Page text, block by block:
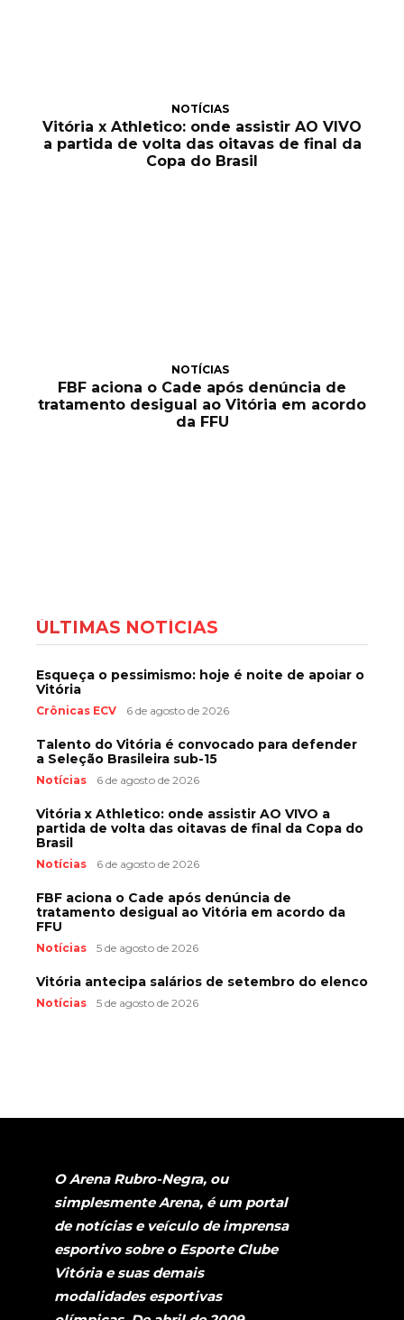
NOTÍCIAS
Vitória x Athletico: onde assistir AO VIVO
a partida de volta das oitavas de final da
Copa do Brasil
NOTÍCIAS
FBF aciona o Cade após denúncia de
tratamento desigual ao Vitória em acordo
da FFU
ÚLTIMAS NOTÍCIAS
Esqueça o pessimismo: hoje é noite de apoiar o
Vitória
Crônicas ECV 6 de agosto de 2026
Talento do Vitória é convocado para defender
a Seleção Brasileira sub-15
Notícias 6 de agosto de 2026
Vitória x Athletico: onde assistir AO VIVO a
partida de volta das oitavas de final da Copa do
Brasil
Notícias 6 de agosto de 2026
FBF aciona o Cade após denúncia de
tratamento desigual ao Vitória em acordo da
FFU
Notícias 5 de agosto de 2026
Vitória antecipa salários de setembro do elenco
Notícias 5 de agosto de 2026
O Arena Rubro-Negra, ou
simplesmente Arena, é um portal
de notícias e veículo de imprensa
esportivo sobre o Esporte Clube
Vitória e suas demais
modalidades esportivas